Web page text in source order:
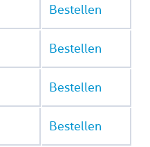
Bestellen
Bestellen
Bestellen
Bestellen